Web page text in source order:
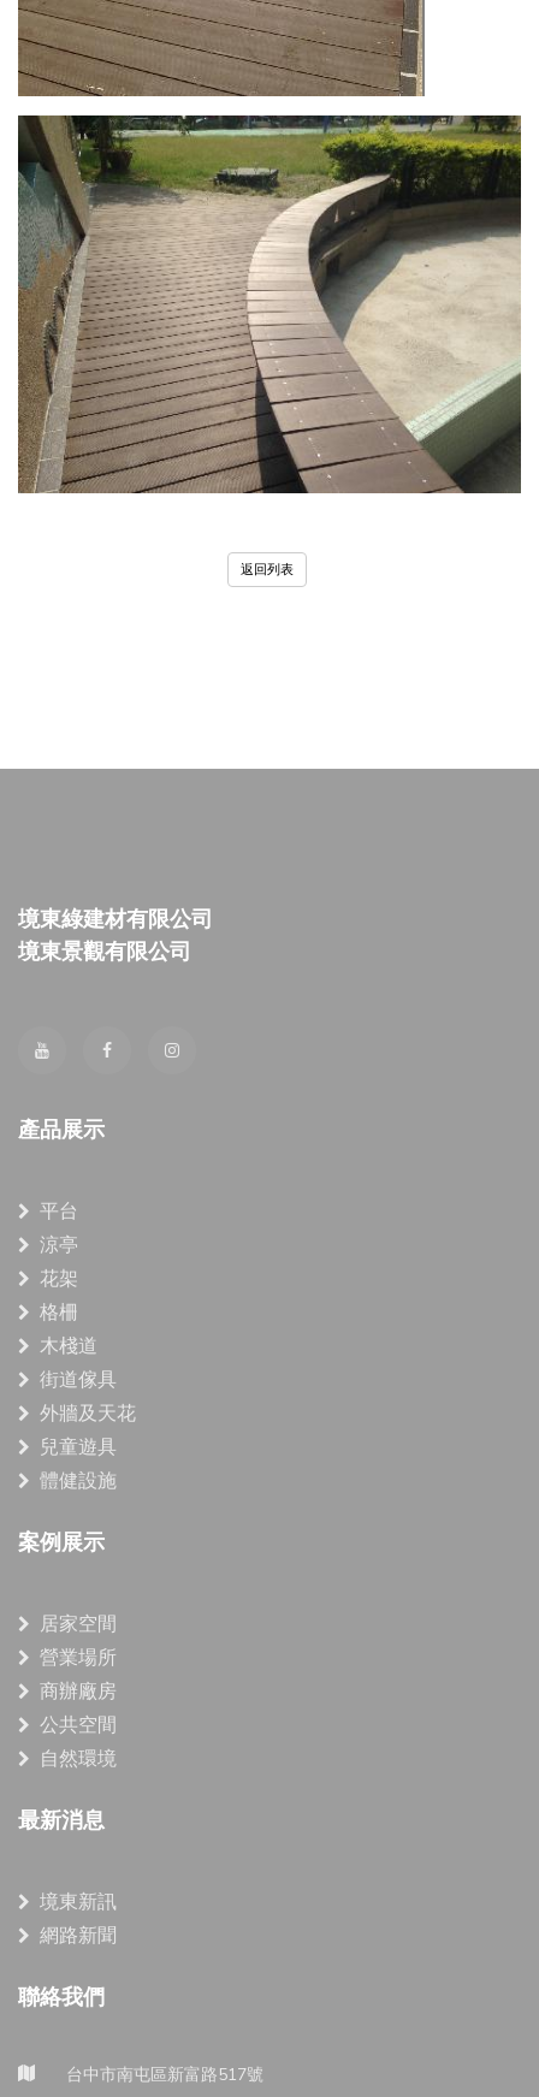
返回列表
境東綠建材有限公司
境東景觀有限公司
產品展示
平台
涼亭
花架
格柵
木棧道
街道傢具
外牆及天花
兒童遊具
體健設施
案例展示
居家空間
營業場所
商辦廠房
公共空間
自然環境
最新消息
境東新訊
網路新聞
聯絡我們
台中市南屯區新富路517號